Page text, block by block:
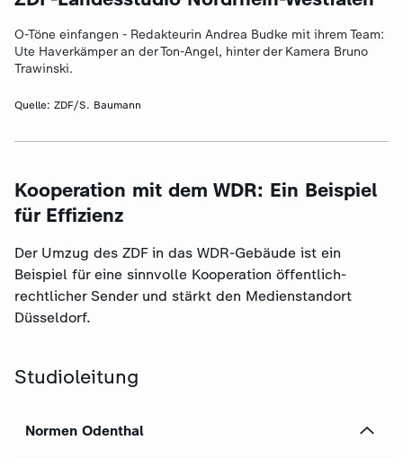
O-Töne einfangen - Redakteurin Andrea Budke mit ihrem Team:
Ute Haverkämper an der Ton-Angel, hinter der Kamera Bruno
Trawinski.
Quelle: ZDF/S. Baumann
Kooperation mit dem WDR: Ein Beispiel
für Effizienz
Der Umzug des ZDF in das WDR-Gebäude ist ein
Beispiel für eine sinnvolle Kooperation öffentlich-
rechtlicher Sender und stärkt den Medienstandort
Düsseldorf.
Studioleitung
Normen Odenthal